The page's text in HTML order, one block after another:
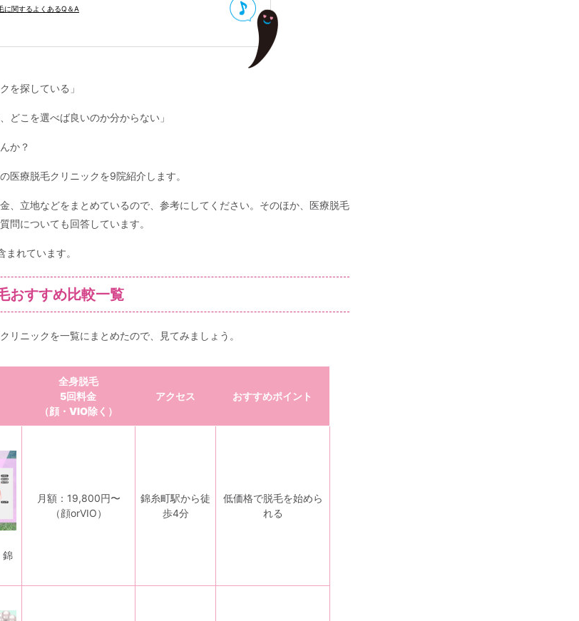
に関するよくあるQ＆A
を探している」
どこを選べば良いのか分からない」
か？
医療脱毛クリニックを9院紹介します。
、立地などをまとめているので、参考にしてください。そのほか、医療脱毛
問についても回答しています。
れています。
おすすめ比較一覧
リニックを一覧にまとめたので、見てみましょう。
全身脱毛
5回料金
（顔・VIO除く）
アクセス おすすめポイント
錦
月額：19,800円〜
（顔orVIO）
錦糸町駅から徒
歩4分
低価格で脱毛を始めら
れる